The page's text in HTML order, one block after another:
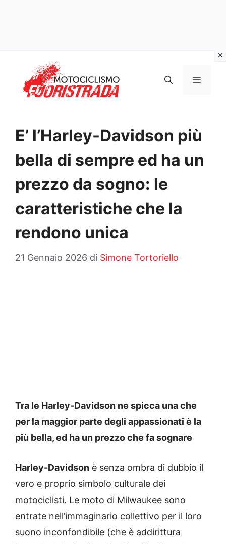
contenuto
MENU
E’ l’Harley-Davidson più
bella di sempre ed ha un
prezzo da sogno: le
caratteristiche che la
rendono unica
21 Gennaio 2026 di Simone Tortoriello
Tra le Harley-Davidson ne spicca una che
per la maggior parte degli appassionati è la
più bella, ed ha un prezzo che fa sognare
Harley-Davidson è senza ombra di dubbio il
vero e proprio simbolo culturale dei
motociclisti. Le moto di Milwaukee sono
entrate nell’immaginario collettivo per il loro
suono inconfondibile (che è addirittura